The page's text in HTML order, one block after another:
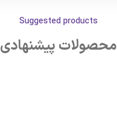
Suggested products
محصولات پیشنهادی